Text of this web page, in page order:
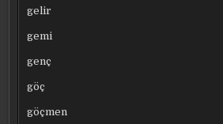
gelir
gemi
genç
göç
göçmen